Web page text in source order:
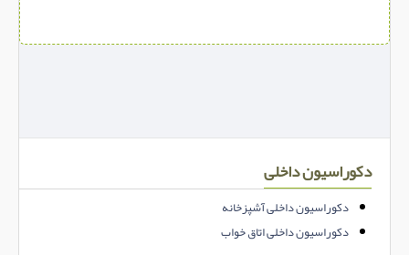
دکوراسیون داخلی
دکوراسیون داخلی آشپزخانه
دکوراسیون داخلی اتاق خواب